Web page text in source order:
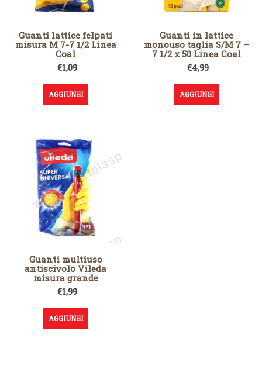
Guanti lattice felpati
misura M 7-7 1/2 Linea
Coal
€1,09
AGGIUNGI
Guanti in lattice
monouso taglia S/M 7 –
7 1/2 x 50 Linea Coal
€4,99
AGGIUNGI
Guanti multiuso
antiscivolo Vileda
misura grande
€1,99
AGGIUNGI